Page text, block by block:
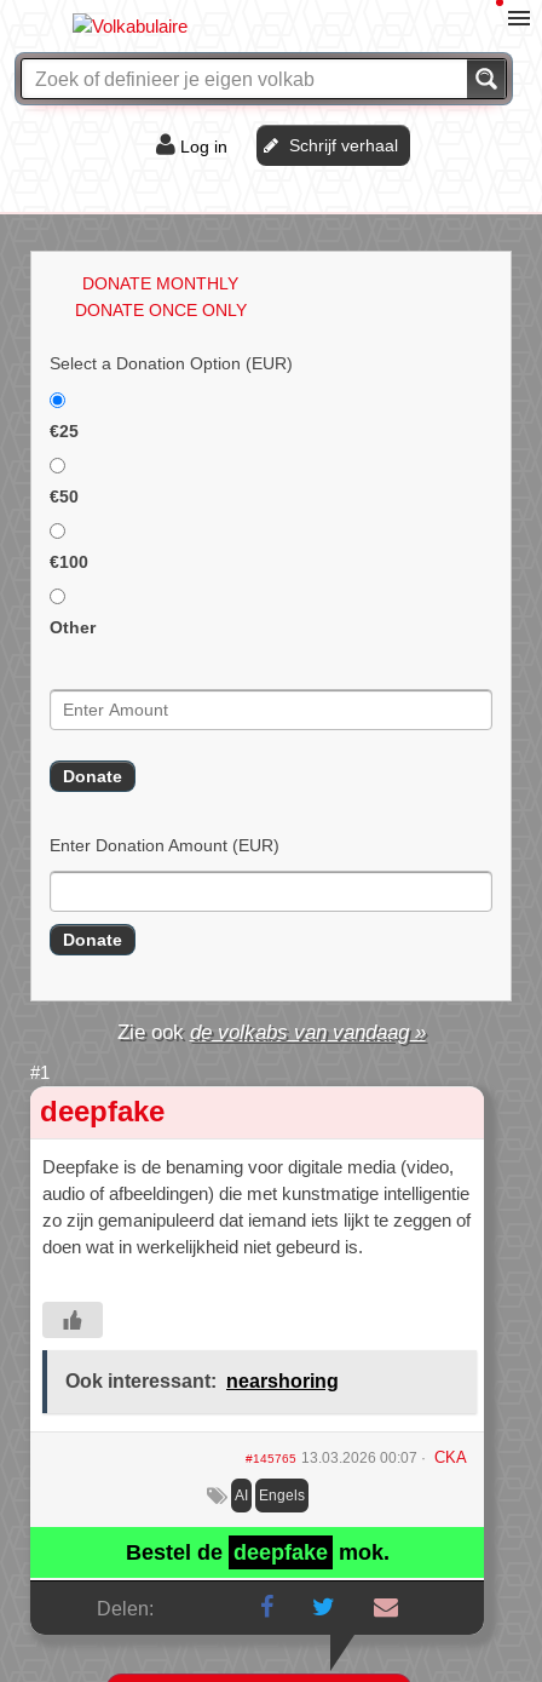
Log in Schrijf verhaal
DONATE MONTHLY
DONATE ONCE ONLY
Select a Donation Option (EUR)
€25
€50
€100
Other
Enter Donation Amount (EUR)
de volkabs van vandaag »
deepfake
Deepfake is de benaming voor digitale media (video,
audio of afbeeldingen) die met kunstmatige intelligentie
zo zijn gemanipuleerd dat iemand iets lijkt te zeggen of
doen wat in werkelijkheid niet gebeurd is.
Ook interessant: nearshoring
#145765 13.03.2026 00:07 CKA
AI Engels
Bestel de deepfake mok.
Delen: